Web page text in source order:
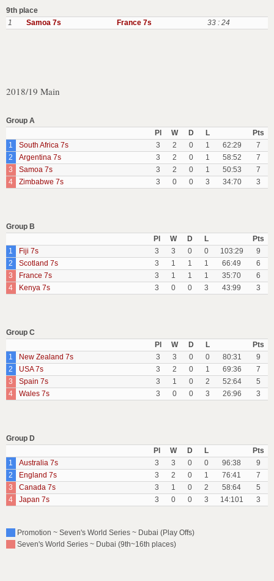
9th place
1
Samoa 7s France 7s 33 : 24
2018/19 Main
Group A
Pl
W D L
Pts
1
South Africa 7s 3 2 0 1 62:29
7
2
Argentina 7s 3 2 0 1 58:52
7
3
Samoa 7s 3 2 0 1 50:53
7
4
Zimbabwe 7s 3 0 0 3 34:70 3
Group B
Pl
W D L
Pts
1
Fiji 7s 3 3 0 0 103:29
9
2
Scotland 7s 3 1 1 1 66:49
6
3
France 7s 3 1 1 1 35:70
6
4
Kenya 7s 3 0 0 3 43:99 3
Group C
Pl
W D L
Pts
1
New Zealand 7s 3 3 0 0 80:31
9
2
USA 7s 3 2 0 1 69:36
7
3
Spain 7s 3 1 0 2 52:64
5
4
Wales 7s 3 0 0 3 26:96 3
Group D
Pl
W D L
Pts
1
Australia 7s 3 3 0 0 96:38
9
2
England 7s 3 2 0 1 76:41
7
3
Canada 7s 3 1 0 2 58:64
5
4
Japan 7s 3 0 0 3 14:101 3
Promotion ~ Seven's World Series ~ Dubai (Play Offs)
Seven's World Series ~ Dubai (9th~16th places)